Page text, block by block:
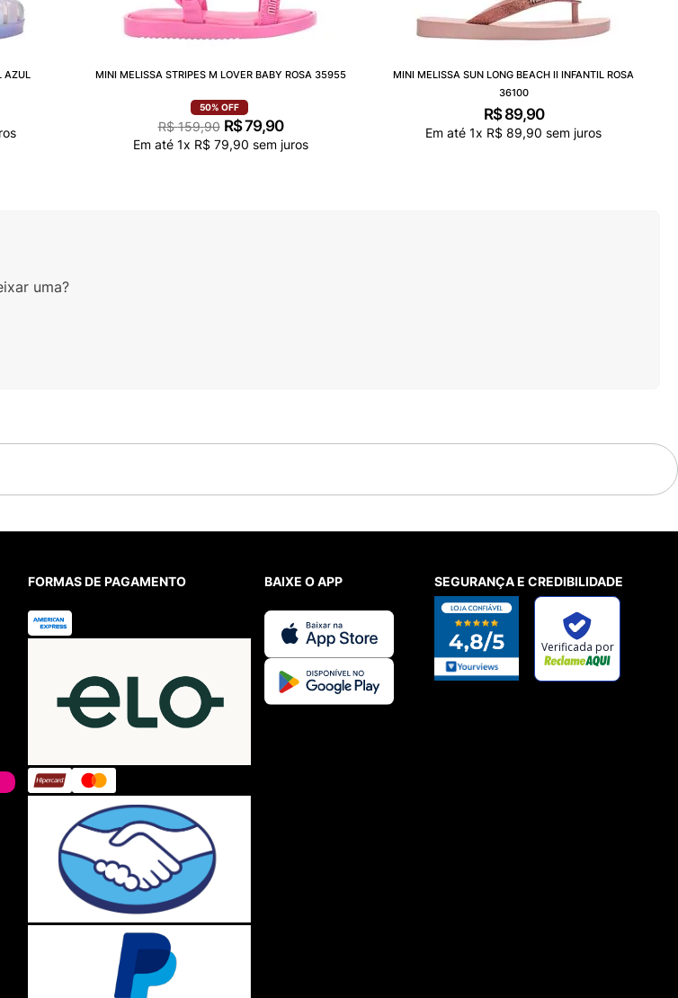
AZUL
MINI MELISSA STRIPES M LOVER BABY ROSA 35955
50% OFF
R$ 159,90 R$79,90
Em até 1x R$ 79,90 sem juros
MINI MELISSA SUN LONG BEACH II INFANTIL ROSA
36100
R$ 89,90
Em até 1x R$ 89,90 sem juros
uma?
FORMAS DE PAGAMENTO BAIXE O APP SEGURANÇA E CREDIBILIDADE